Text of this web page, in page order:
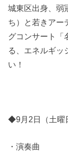
城東区出身、弱
ち）と若きアー
グコンサート「
る、エネルギッ
い！
◆9月2日（土曜
・演奏曲